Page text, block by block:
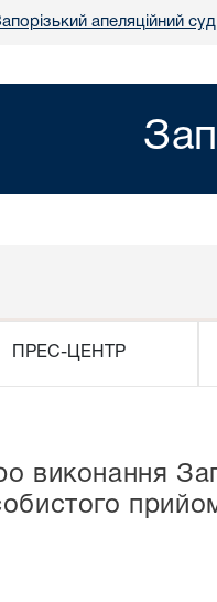
апеляційний суд
ПРЕС-ЦЕНТР
виконання